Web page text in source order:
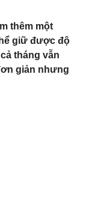
thêm một
giữ được độ
tháng vẫn
giản nhưng